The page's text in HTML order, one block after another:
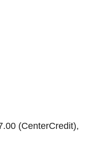
(CenterCredit),